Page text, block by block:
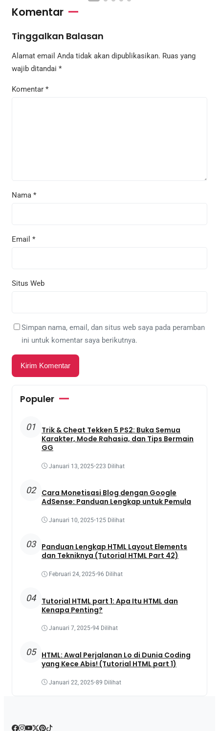
Komentar
Tinggalkan Balasan
Alamat email Anda tidak akan dipublikasikan. Ruas yang
wajib ditandai *
Komentar *
Nama *
Email *
Situs Web
Simpan nama, email, dan situs web saya pada peramban
ini untuk komentar saya berikutnya.
Populer
01
Trik & Cheat Tekken 5 PS2: Buka Semua
Karakter, Mode Rahasia, dan Tips Bermain
GG
Januari 13, 2025•223 Dilihat
02
Cara Monetisasi Blog dengan Google
AdSense: Panduan Lengkap untuk Pemula
Januari 10, 2025•125 Dilihat
03
Panduan Lengkap HTML Layout Elements
dan Tekniknya (Tutorial HTML Part 42)
Februari 24, 2025•96 Dilihat
04
Tutorial HTML part 1: Apa Itu HTML dan
Kenapa Penting?
Januari 7, 2025•94 Dilihat
05
HTML: Awal Perjalanan Lo di Dunia Coding
yang Kece Abis! (Tutorial HTML part 1)
Januari 22, 2025•89 Dilihat